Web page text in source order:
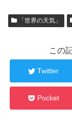
「世界の天気」
この
Twitter
Pocket